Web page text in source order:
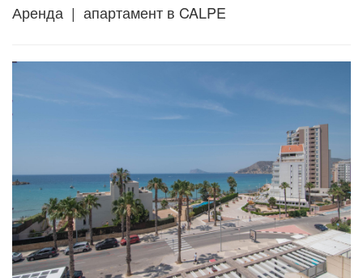
Аренда | апартамент в CALPE